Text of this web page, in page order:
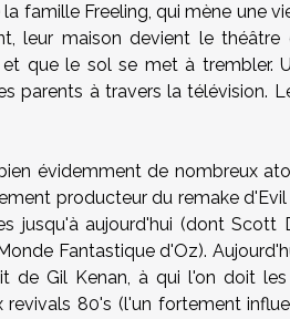
famille Freeling, qui mène une
leur maison devient le théâtre
que le sol se met à trembler.
parents à travers la télévision.
évidemment de nombreux
producteur du remake
jusqu'à aujourd'hui (dont Scott
Fantastique d'Oz).
de Gil Kenan, à qui l'on doit
80's (l'un fortement